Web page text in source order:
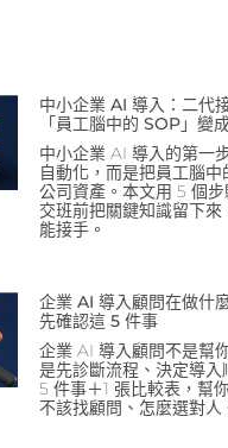
中小企業 AI 導入：二代
「員工腦中的 SOP」變
中小企業 AI 導入的第一
自動化，而是把員工腦
公司資產。本文用 5 個
交班前把關鍵知識留下來
能接手。
企業 AI 導入顧問在做什
先確認這 5 件事
企業 AI 導入顧問不是幫
是先診斷流程、決定導入
5 件事＋1 張比較表，幫
不該找顧問、怎麼選對人